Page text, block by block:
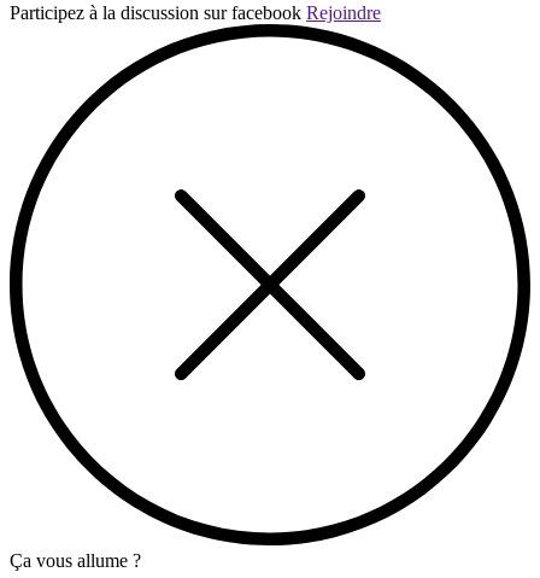
Participez à la discussion sur facebook Rejoindre
Ça vous allume ?